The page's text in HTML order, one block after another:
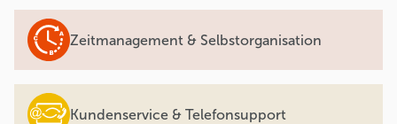
Zeitmanagement & Selbstorganisation
Kundenservice & Telefonsupport